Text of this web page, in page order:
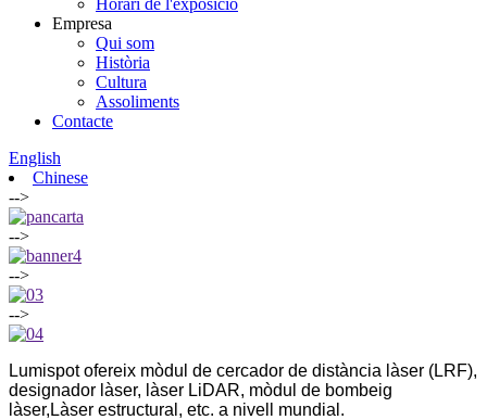
Horari de l'exposició
Empresa
Qui som
Història
Cultura
Assoliments
Contacte
English
Chinese
-->
-->
-->
-->
Lumispot ofereix mòdul de cercador de distància làser (LRF),
designador làser, làser LiDAR, mòdul de bombeig
làser, Làser estructural, etc. a nivell mundial.